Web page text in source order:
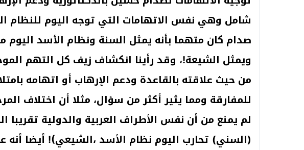
شامل وهي نفس الاتهامات التي توجه اليوم للنظام
صدام كان متهما بأنه يمثل السنة ونظام الأسد اليوم
ويمثل الشيعة!، وقد رأينا انكشاف زيف كل التهم
من حيث علاقته بالقاعدة ودعم الإرهاب أو اتهامه
للمفارقة ومما يثير أكثر من سؤال، مثلا أن اختلاف
لم يمنع من أن نفس الأطراف العربية والدولية تقريبا
(السني) تحارب اليوم نظام الأسد ،الشيعي)! أيضا أنه